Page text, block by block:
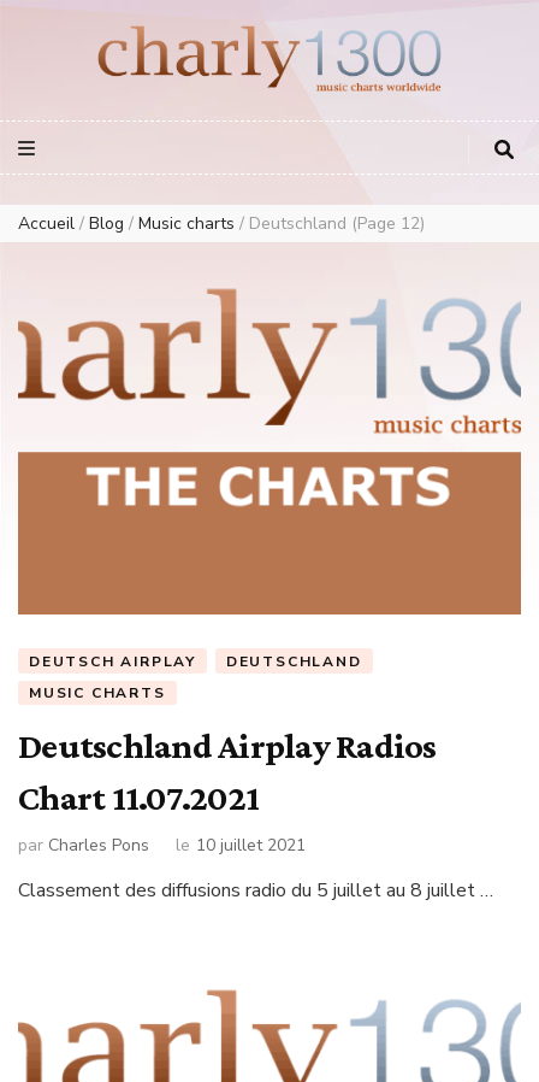
European Music Charts plus USA and Australia
Accueil / Blog / Music charts / Deutschland (Page 12)
DEUTSCH AIRPLAY
DEUTSCHLAND
MUSIC CHARTS
Deutschland Airplay Radios
Chart 11.07.2021
par Charles Pons le 10 juillet 2021
Classement des diffusions radio du 5 juillet au 8 juillet …